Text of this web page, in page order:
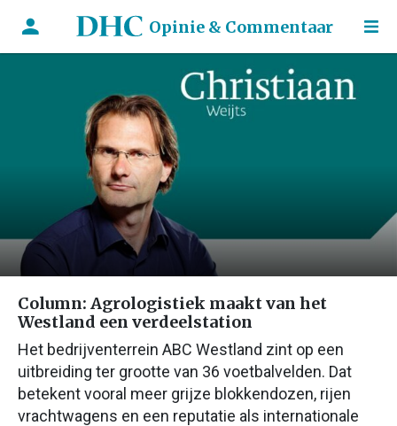
Opinie & Commentaar
Column: Agrologistiek maakt van het
Westland een verdeelstation
Het bedrijventerrein ABC Westland zint op een
uitbreiding ter grootte van 36 voetbalvelden. Dat
betekent vooral meer grijze blokkendozen, rijen
vrachtwagens en een reputatie als internationale